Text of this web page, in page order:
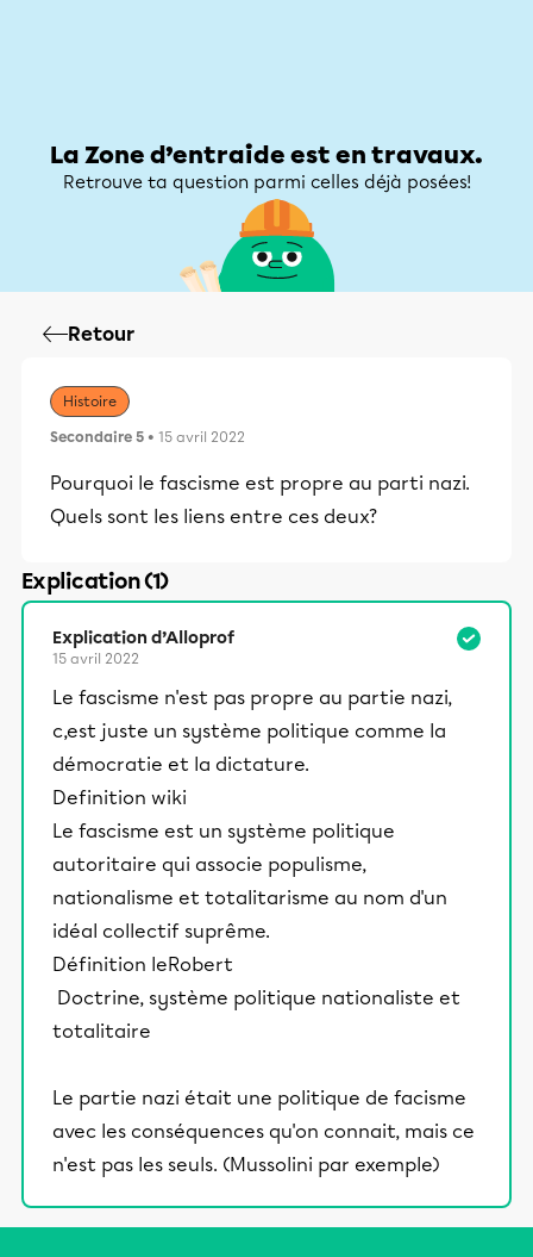
La Zone d’entraide est en travaux.
Retrouve ta question parmi celles déjà posées!
Retour
Histoire
Secondaire 5 • 15 avril 2022
Pourquoi le fascisme est propre au parti nazi.
Quels sont les liens entre ces deux?
Explication (1)
Explication d’Alloprof
15 avril 2022
Le fascisme n'est pas propre au partie nazi,
c,est juste un système politique comme la
démocratie et la dictature.
Definition wiki
Le fascisme est un système politique
autoritaire qui associe populisme,
nationalisme et totalitarisme au nom d'un
idéal collectif suprême.
Définition leRobert
Doctrine, système politique nationaliste et
totalitaire
Le partie nazi était une politique de facisme
avec les conséquences qu'on connait, mais ce
n'est pas les seuls. (Mussolini par exemple)